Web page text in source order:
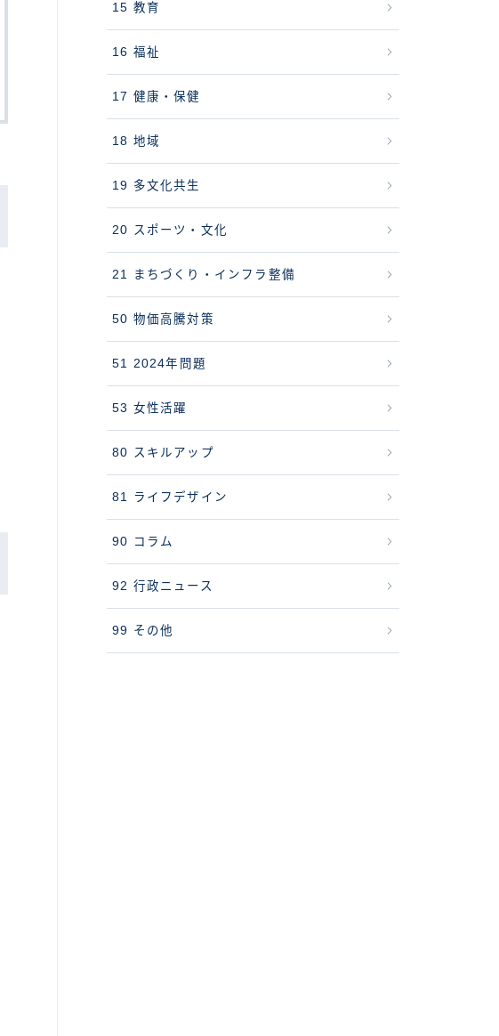
15 教育
16 福祉
17 健康・保健
18 地域
19 多文化共生
20 スポーツ・文化
21 まちづくり・インフラ整備
50 物価高騰対策
51 2024年問題
53 女性活躍
80 スキルアップ
81 ライフデザイン
90 コラム
92 行政ニュース
99 その他